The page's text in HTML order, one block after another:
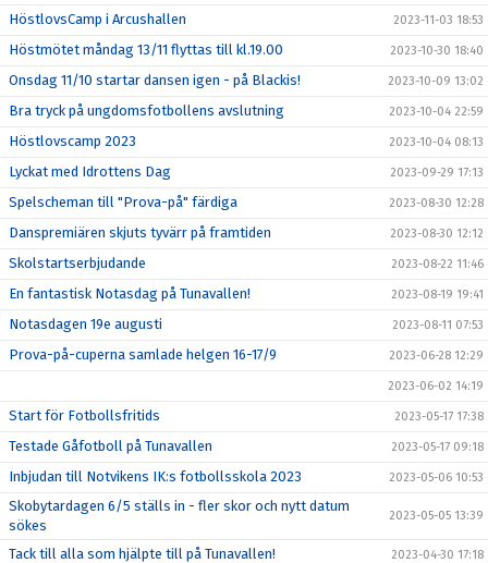
HöstlovsCamp i Arcushallen 2023-11-03 18:53
Höstmötet måndag 13/11 flyttas till kl.19.00 2023-10-30 18:40
Onsdag 11/10 startar dansen igen - på Blackis! 2023-10-09 13:02
Bra tryck på ungdomsfotbollens avslutning 2023-10-04 22:59
Höstlovscamp 2023 2023-10-04 08:13
Lyckat med Idrottens Dag 2023-09-29 17:13
Spelscheman till "Prova-på" färdiga 2023-08-30 12:28
Danspremiären skjuts tyvärr på framtiden 2023-08-30 12:12
Skolstartserbjudande 2023-08-22 11:46
En fantastisk Notasdag på Tunavallen! 2023-08-19 19:41
Notasdagen 19e augusti 2023-08-11 07:53
Prova-på-cuperna samlade helgen 16-17/9 2023-06-28 12:29
2023-06-02 14:19
Start för Fotbollsfritids 2023-05-17 17:38
Testade Gåfotboll på Tunavallen 2023-05-17 09:18
Inbjudan till Notvikens IK:s fotbollsskola 2023 2023-05-06 10:53
Skobytardagen 6/5 ställs in - fler skor och nytt datum
sökes
2023-05-05 13:39
Tack till alla som hjälpte till på Tunavallen! 2023-04-30 17:18